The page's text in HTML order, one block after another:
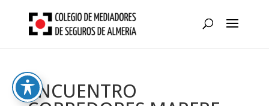
content
ENCUENTRO